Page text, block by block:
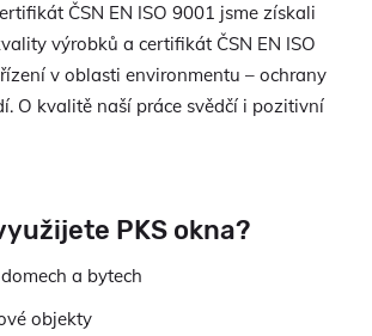
ČSN EN ISO 9001 jsme získali
výrobků a certifikát ČSN EN ISO
v oblasti environmentu – ochrany
O kvalitě naší práce svědčí i pozitivní
PKS okna?
a bytech
objekty